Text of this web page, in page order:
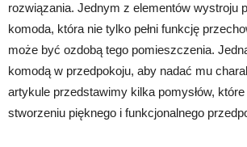
rozwiązania. Jednym z elementów wystroju
komoda, która nie tylko pełni funkcję
może być ozdobą tego pomieszczenia.
komodą w przedpokoju, aby nadać mu
artykule przedstawimy kilka pomysłów,
stworzeniu pięknego i funkcjonalnego